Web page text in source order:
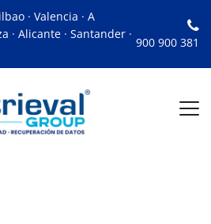
· Valencia · A
· Alicante · Santander ·
900 900 381